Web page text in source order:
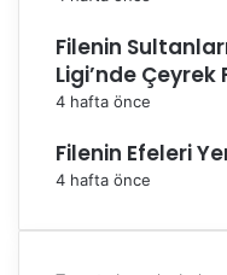
Filenin
Ligi’nde Çeyrek
4 hafta önce
Filenin Efeleri
4 hafta önce